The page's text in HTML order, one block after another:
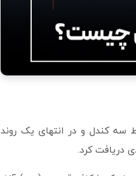
سه کندل و در انتهای یک روند
دریافت کرد.